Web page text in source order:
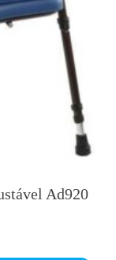
Ad920